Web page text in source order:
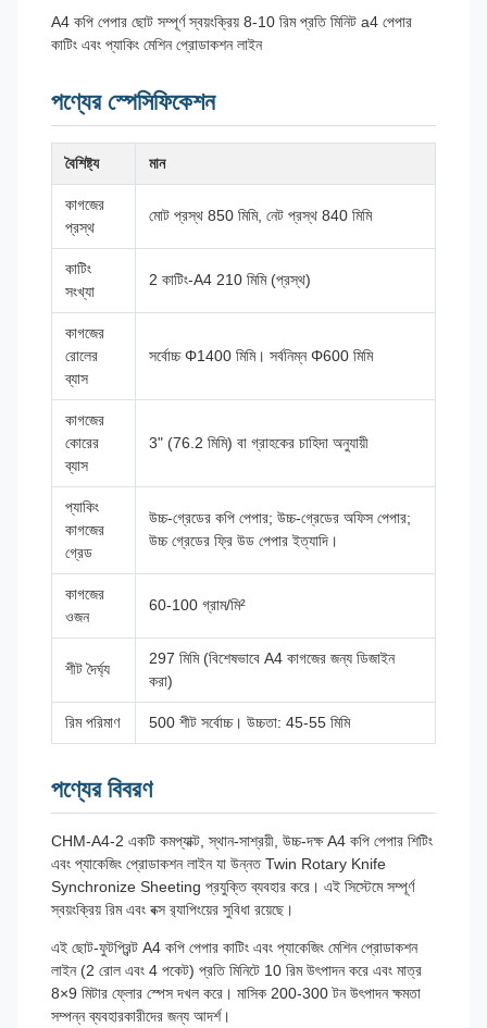
A4 কপি পেপার ছোট সম্পূর্ণ স্বয়ংক্রিয় 8-10 রিম প্রতি মিনিট a4 পেপার
কাটিং এবং প্যাকিং মেশিন প্রোডাকশন লাইন
পণ্যের স্পেসিফিকেশন
বৈশিষ্ট্য মান
কাগজের
প্রস্থ
মোট প্রস্থ 850 মিমি, নেট প্রস্থ 840 মিমি
কাটিং
সংখ্যা
2 কাটিং-A4 210 মিমি (প্রস্থ)
কাগজের
রোলের
ব্যাস
সর্বোচ্চ Φ1400 মিমি। সর্বনিম্ন Φ600 মিমি
কাগজের
কোরের
ব্যাস
3" (76.2 মিমি) বা গ্রাহকের চাহিদা অনুযায়ী
প্যাকিং
কাগজের
গ্রেড
উচ্চ-গ্রেডের কপি পেপার; উচ্চ-গ্রেডের অফিস পেপার;
উচ্চ গ্রেডের ফ্রি উড পেপার ইত্যাদি।
কাগজের
ওজন
60-100 গ্রাম/মি²
শীট দৈর্ঘ্য
297 মিমি (বিশেষভাবে A4 কাগজের জন্য ডিজাইন
করা)
রিম পরিমাণ 500 শীট সর্বোচ্চ। উচ্চতা: 45-55 মিমি
পণ্যের বিবরণ
CHM-A4-2 একটি কমপ্যাক্ট, স্থান-সাশ্রয়ী, উচ্চ-দক্ষ A4 কপি পেপার শিটিং
এবং প্যাকেজিং প্রোডাকশন লাইন যা উন্নত Twin Rotary Knife
Synchronize Sheeting প্রযুক্তি ব্যবহার করে। এই সিস্টেমে সম্পূর্ণ
স্বয়ংক্রিয় রিম এবং বক্স র‍্যাপিংয়ের সুবিধা রয়েছে।
এই ছোট-ফুটপ্রিন্ট A4 কপি পেপার কাটিং এবং প্যাকেজিং মেশিন প্রোডাকশন
লাইন (2 রোল এবং 4 পকেট) প্রতি মিনিটে 10 রিম উৎপাদন করে এবং মাত্র
8×9 মিটার ফ্লোর স্পেস দখল করে। মাসিক 200-300 টন উৎপাদন ক্ষমতা
সম্পন্ন ব্যবহারকারীদের জন্য আদর্শ।